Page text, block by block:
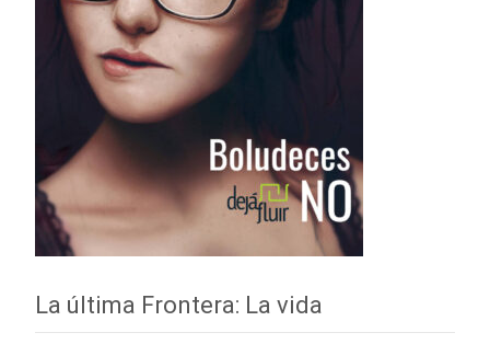
La última Frontera: La vida